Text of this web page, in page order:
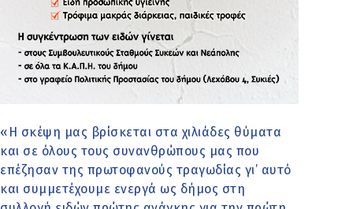
«Η σκέψη μας βρίσκεται στα χιλιάδες θύματα
και σε όλους τους συνανθρώπους μας που
επέζησαν της πρωτοφανούς τραγωδίας γι’ αυτό
και συμμετέχουμε ενεργά ως δήμος στη